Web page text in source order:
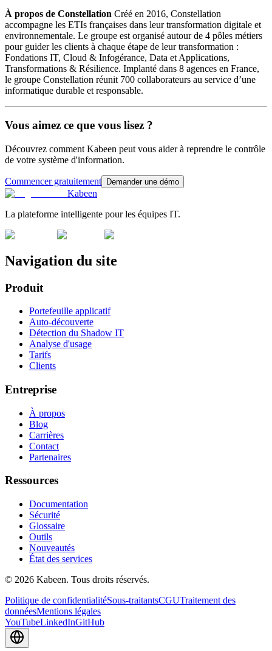
À propos de Constellation Créé en 2016, Constellation
accompagne les ETIs françaises dans leur transformation digitale et
environnementale. Le groupe est organisé autour de 4 pôles métiers
pour guider les clients à chaque étape de leur transformation :
Fondations IT, Cloud & Infogérance, Data et Applications,
Transformations & Résilience. Implanté dans 8 agences en France,
le groupe Constellation réunit 700 collaborateurs au service d’une
informatique durable et responsable.
Vous aimez ce que vous lisez ?
Découvrez comment Kabeen peut vous aider à reprendre le contrôle
de votre système d'information.
Commencer gratuitement Demander une démo
Kabeen
La plateforme intelligente pour les équipes IT.
Navigation du site
Produit
Portefeuille applicatif
Auto-découverte
Détection du Shadow IT
Analyse d'usage
Tarifs
Clients
Entreprise
À propos
Blog
Carrières
Contact
Partenaires
Ressources
Documentation
Sécurité
Glossaire
Outils
Nouveautés
État des services
© 2026 Kabeen. Tous droits réservés.
Politique de confidentialitéSous-traitantsCGUTraitement des
donnéesMentions légales
YouTubeLinkedInGitHub